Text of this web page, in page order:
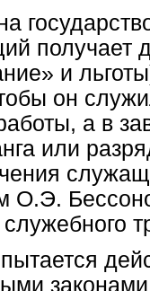
получает
и
он
а в
или
О.Э.